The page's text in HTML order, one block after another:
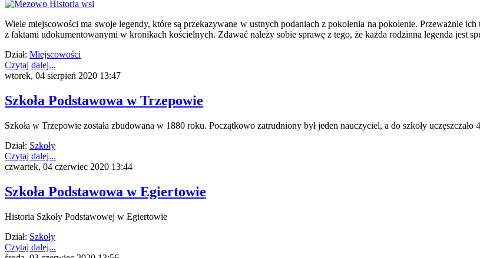
Wiele miejscowości ma swoje legendy, które są przekazywane w ustnych podaniach z pokolenia na pokolenie. Przeważnie
z faktami udokumentowanymi w kronikach kościelnych. Zdawać należy sobie sprawę z tego, że każda rodzinna legenda jest
Dział: Miejscowości
Czytaj dalej...
wtorek, 04 sierpień 2020 13:47
Szkoła Podstawowa w Trzepowie
Szkoła w Trzepowie została zbudowana w 1880 roku. Początkowo zatrudniony był jeden nauczyciel, a do szkoły
Dział: Szkoły
Czytaj dalej...
czwartek, 04 czerwiec 2020 13:44
Szkoła Podstawowa w Egiertowie
Historia Szkoły Podstawowej w Egiertowie
Dział: Szkoły
Czytaj dalej...